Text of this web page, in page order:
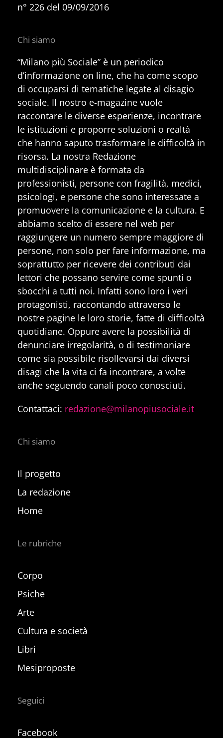
n° 226 del 09/09/2016
Chi siamo
“Milano più Sociale” è un periodico
d’informazione on line, che ha come scopo
di occuparsi di tematiche legate al disagio
sociale. Il nostro e-magazine vuole
raccontare le diverse esperienze, incontrare
le istituzioni e proporre soluzioni o realtà
che hanno saputo trasformare le difficoltà in
risorsa. La nostra Redazione
multidisciplinare è formata da
professionisti, persone con fragilità, medici,
psicologi, e persone che sono interessate a
promuovere la comunicazione e la cultura. E
abbiamo scelto di essere nel web per
raggiungere un numero sempre maggiore di
persone, non solo per fare informazione, ma
soprattutto per ricevere dei contributi dai
lettori che possano servire come spunti o
sbocchi a tutti noi. Infatti sono loro i veri
protagonisti, raccontando attraverso le
nostre pagine le loro storie, fatte di difficoltà
quotidiane. Oppure avere la possibilità di
denunciare irregolarità, o di testimoniare
come sia possibile risollevarsi dai diversi
disagi che la vita ci fa incontrare, a volte
anche seguendo canali poco conosciuti.
Contattaci: redazione@milanopiusociale.it
Chi siamo
Il progetto
La redazione
Home
Le rubriche
Corpo
Psiche
Arte
Cultura e società
Libri
Mesiproposte
Seguici
Facebook